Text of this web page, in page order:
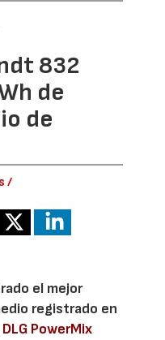
832
de
de
/
el mejor
registrado en
DLG PowerMix